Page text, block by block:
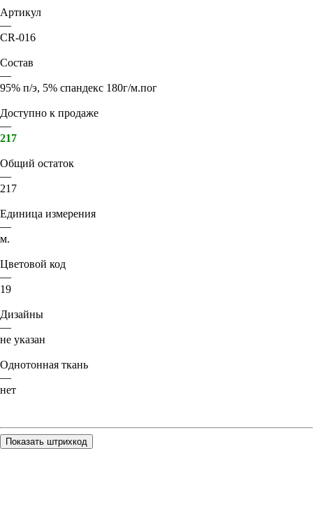
Артикул
—
CR-016
Состав
—
95% п/э, 5% спандекс 180г/м.пог
Доступно к продаже
—
217
Общий остаток
—
217
Единица измерения
—
м.
Цветовой код
—
19
Дизайны
—
не указан
Однотонная ткань
—
нет
Показать штрихкод